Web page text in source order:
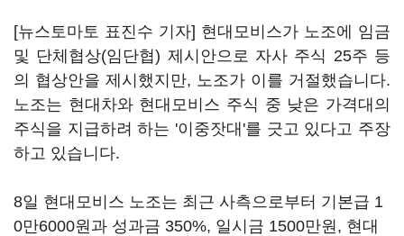
[뉴스토마토 표진수 기자] 현대모비스가 노조에 임금
및 단체협상(임단협) 제시안으로 자사 주식 25주 등
의 협상안을 제시했지만, 노조가 이를 거절했습니다.
노조는 현대차와 현대모비스 주식 중 낮은 가격대의
주식을 지급하려 하는 '이중잣대'를 긋고 있다고 주장
하고 있습니다.
8일 현대모비스 노조는 최근 사측으로부터 기본급 1
0만6000원과 성과금 350%, 일시금 1500만원, 현대